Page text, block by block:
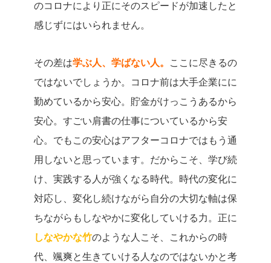
のコロナにより正にそのスピードが加速したと
感じずにはいられません。
その差は学ぶ人、学ばない人。
ここに尽きるの
ではないでしょうか。
コロナ前は大手企業にに
勤めているから安心。 貯金がけっこうあるから
安心。 すごい肩書の仕事についているから安
心。 でもこの安心はアフターコロナではもう通
用しないと思っています。 だからこそ、学び続
け、実践する人が強くなる時代。 時代の変化に
対応し、変化し続けながら自分の大切な軸は保
ちながらもしなやかに変化していける力。 正に
しなやかな竹のような人こそ、これからの時
代、颯爽と生きていける人なのではないかと考